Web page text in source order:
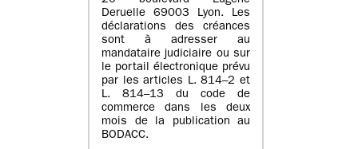
Deruelle 69003 Lyon. Les
déclarations des créances
sont à adresser au
mandataire judiciaire ou sur
le portail électronique prévu
par les articles L. 814–2 et
L. 814–13 du code de
commerce dans les deux
mois de la publication au
BODACC.